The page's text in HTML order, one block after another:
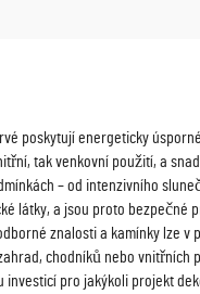
poskytují energeticky
tak venkovní použití, a
– od intenzivního
látky, a jsou proto bezpečné
znalosti a kamínky lze v
chodníků nebo vnitřních
pro jakýkoli projekt